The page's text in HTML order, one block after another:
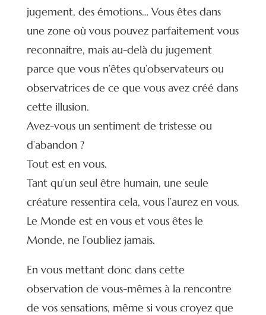
jugement, des émotions… Vous êtes dans
une zone où vous pouvez parfaitement vous
reconnaitre, mais au-delà du jugement
parce que vous n’êtes qu’observateurs ou
observatrices de ce que vous avez créé dans
cette illusion.
Avez-vous un sentiment de tristesse ou
d’abandon ?
Tout est en vous.
Tant qu’un seul être humain, une seule
créature ressentira cela, vous l’aurez en vous.
Le Monde est en vous et vous êtes le
Monde, ne l’oubliez jamais.
En vous mettant donc dans cette
observation de vous-mêmes à la rencontre
de vos sensations, même si vous croyez que